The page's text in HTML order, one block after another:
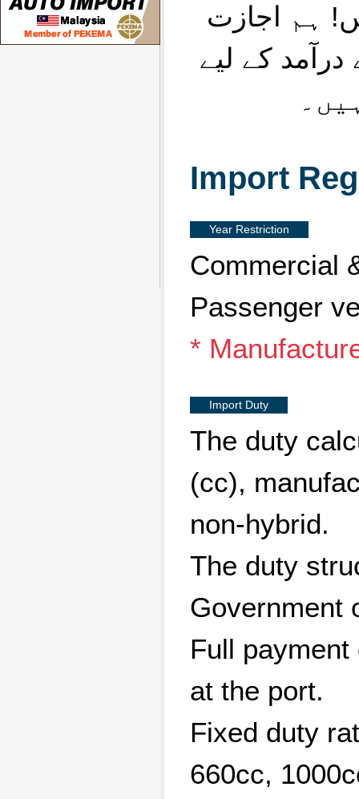
ہم اجازت
کے لیے
Import
Year Restriction
Commercial
Passenger
*
Import Duty
The duty
(cc),
non-hybrid.
The duty
Government
Full
at the port.
Fixed duty
660cc,